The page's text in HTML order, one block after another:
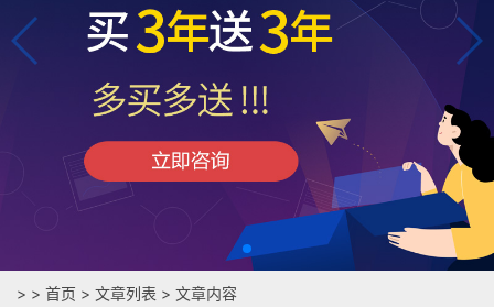
> > 首页 > 文章列表 > 文章内容